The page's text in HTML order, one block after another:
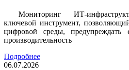
Мониторинг ИТ-
ключевой инструмент,
цифровой среды, предупреждать
производительность
Подробнее
06.07.2026